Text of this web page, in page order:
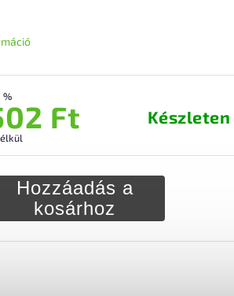
%
Ft Készleten
Hozzáadás a
kosárhoz